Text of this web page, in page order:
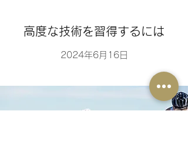
高度な技術を習得するには
2024年6月16日